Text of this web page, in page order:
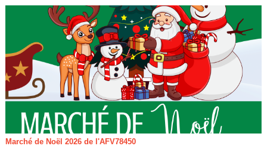
Marché de Noël 2026 de l'AFV78450